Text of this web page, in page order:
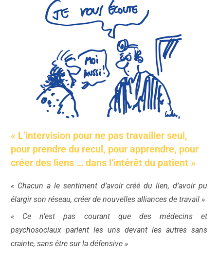
« L’intervision pour ne pas travailler seul,
pour prendre du recul, pour apprendre, pour
créer des liens … dans l’intérêt du patient »
« Chacun a le sentiment d’avoir créé du lien, d’avoir pu
élargir son réseau, créer de nouvelles alliances de travail »
« Ce n’est pas courant que des médecins et
psychosociaux parlent les uns devant les autres sans
crainte, sans être sur la défensive »